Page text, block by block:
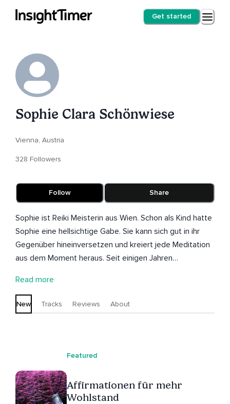
Get started
Sophie Clara Schönwiese
Vienna, Austria
328 Followers
Follow Share
Sophie ist Reiki Meisterin aus Wien. Schon als Kind hatte
Sophie eine hellsichtige Gabe. Sie kann sich gut in ihr
Gegenüber hineinversetzen und kreiert jede Meditation
aus dem Moment heraus. Seit einigen Jahren
Selbstliebe, Selbstbewusstsein, Selbstvertrauen und
Affirmationen. Sophie bietet nicht nur Reiki
Behandlungen in Wien an, sondern auch Fernreiki und
Read more
New Tracks Reviews About
Featured
Affirmationen für mehr
Wohlstand